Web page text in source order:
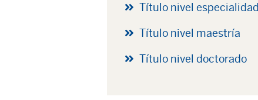
Título nivel especialidad
Título nivel maestría
Título nivel doctorado